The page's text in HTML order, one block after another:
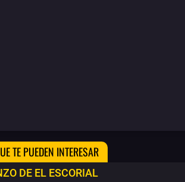
TE PUEDEN INTERESAR
DE EL ESCORIAL